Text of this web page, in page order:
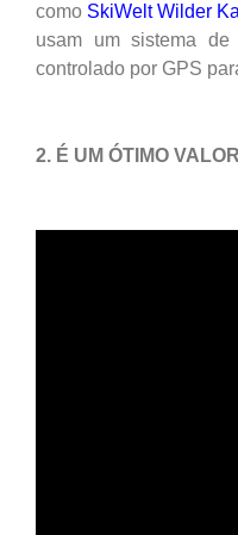
como SkiWelt Wilder
usam um sistema de
controlado por GPS
2. É UM ÓTIMO